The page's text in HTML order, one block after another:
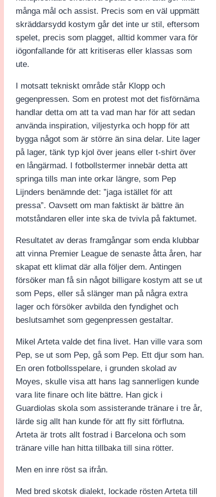
många mål och assist. Precis som en väl uppmätt
skräddarsydd kostym går det inte ur stil, eftersom
spelet, precis som plagget, alltid kommer vara för
iögonfallande för att kritiseras eller klassas som
ute.
I motsatt tekniskt område står Klopp och
gegenpressen. Som en protest mot det fisförnäma
handlar detta om att ta vad man har för att sedan
använda inspiration, viljestyrka och hopp för att
bygga något som är större än sina delar. Lite lager
på lager, tänk typ kjol över jeans eller t-shirt över
en långärmad. I fotbollstermer innebär detta att
springa tills man inte orkar längre, som Pep
Lijnders benämnde det: ”jaga istället för att
pressa”. Oavsett om man faktiskt är bättre än
motståndaren eller inte ska de tvivla på faktumet.
Resultatet av deras framgångar som enda klubbar
att vinna Premier League de senaste åtta åren, har
skapat ett klimat där alla följer dem. Antingen
försöker man få sin något billigare kostym att se ut
som Peps, eller så slänger man på några extra
lager och försöker avbilda den fyndighet och
beslutsamhet som gegenpressen gestaltar.
Mikel Arteta valde det fina livet. Han ville vara som
Pep, se ut som Pep, gå som Pep. Ett djur som han.
En oren fotbollsspelare, i grunden skolad av
Moyes, skulle visa att hans lag sannerligen kunde
vara lite finare och lite bättre. Han gick i
Guardiolas skola som assisterande tränare i tre år,
lärde sig allt han kunde för att fly sitt förflutna.
Arteta är trots allt fostrad i Barcelona och som
tränare ville han hitta tillbaka till sina rötter.
Men en inre röst sa ifrån.
Med bred skotsk dialekt, lockade rösten Arteta till